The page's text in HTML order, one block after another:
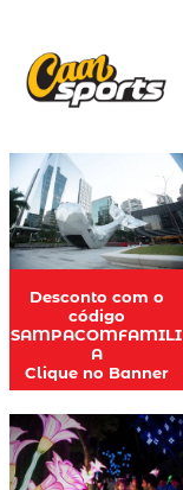
Desconto com o
código
SAMPACOMFAMILI
A
Clique no Banner